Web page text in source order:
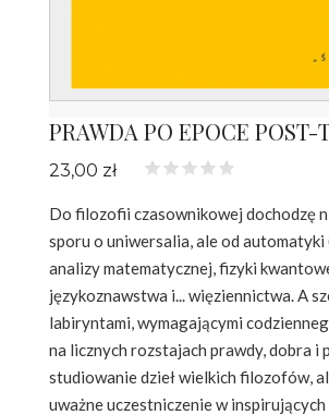
PRAWDA PO EPOCE POST-
23,00 zł
Do filozofii czasownikowej dochodzę
sporu o uniwersalia, ale od automatyki
analizy matematycznej, fizyki
językoznawstwa i... więziennictwa. A
labiryntami, wymagającymi
na licznych rozstajach prawdy, dobra i
studiowanie dzieł wielkich filozofów,
uważne uczestniczenie w